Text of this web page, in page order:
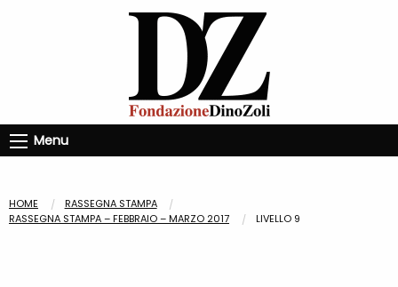
Menu
HOME
RASSEGNA STAMPA
RASSEGNA STAMPA – FEBBRAIO – MARZO 2017
LIVELLO 9